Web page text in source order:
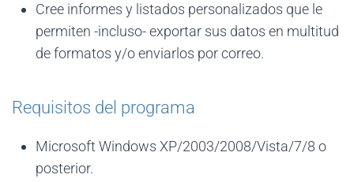
Cree informes y listados personalizados que le
permiten -incluso- exportar sus datos en multitud
de formatos y/o enviarlos por correo.
Requisitos del programa
Microsoft Windows XP/2003/2008/Vista/7/8 o
posterior.